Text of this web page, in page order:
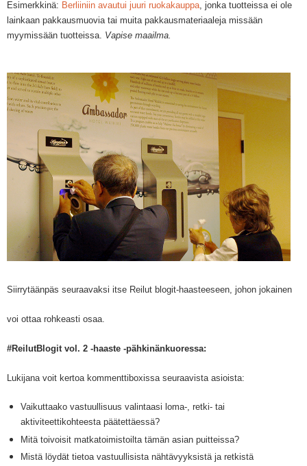
Esimerkkinä: Berliiniin avautui juuri ruokakauppa , jonka tuotteissa ei ole
lainkaan pakkausmuovia tai muita pakkausmateriaaleja missään
myymissään tuotteissa. Vapise maailma.
Siirrytäänpäs seuraavaksi itse Reilut blogit-haasteeseen, johon jokainen
voi ottaa rohkeasti osaa.
#ReilutBlogit vol. 2 -haaste -pähkinänkuoressa:
Lukijana voit kertoa kommenttiboxissa seuraavista asioista:
Vaikuttaako vastuullisuus valintaasi loma-, retki- tai
aktiviteettikohteesta päätettäessä?
Mitä toivoisit matkatoimistoilta tämän asian puitteissa?
Mistä löydät tietoa vastuullisista nähtävyyksistä ja retkistä